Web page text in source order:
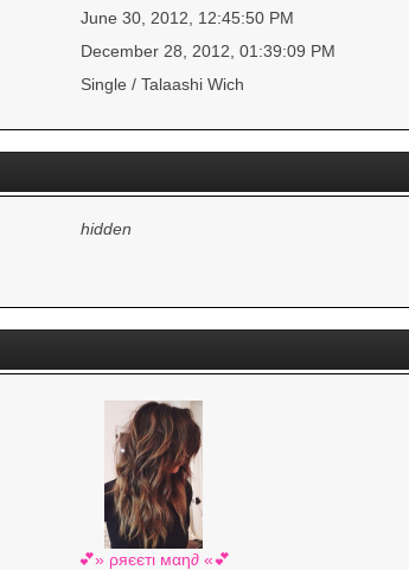
June 30, 2012, 12:45:50 PM
December 28, 2012, 01:39:09 PM
Single / Talaashi Wich
hidden
💕» ρяєєтι мαη∂ «💕